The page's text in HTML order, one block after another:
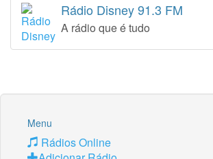
Rádio Disney 91.3 FM
A rádio que é tudo
Menu
Rádios Online